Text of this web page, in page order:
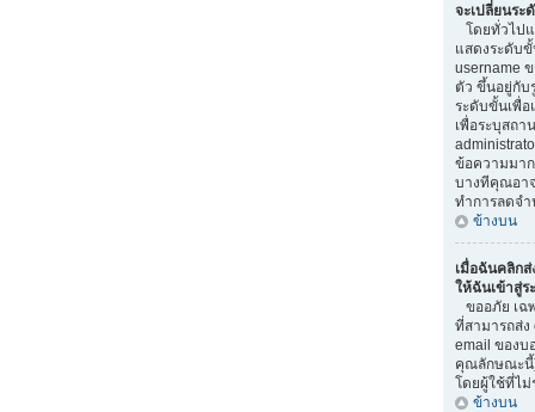
จะเปลี่ยนระ
โดยทั่วไป
แสดงระดับ
username
ตัว ขึ้นอยู่กั
ระดับขั้นเพื่
เพื่อระบุสถา
ข้อความมาก
บางทีคุณอาจ
ทำการลดจ
ข้างบน
เมื่อฉันคลิก
ให้ฉันเข้าสู่ร
ขออภัย เฉ
ที่สามารถส่
email ของบ
คุณลักษณะนี้)
โดยผู้ใช้ที่ไม่
ข้างบน